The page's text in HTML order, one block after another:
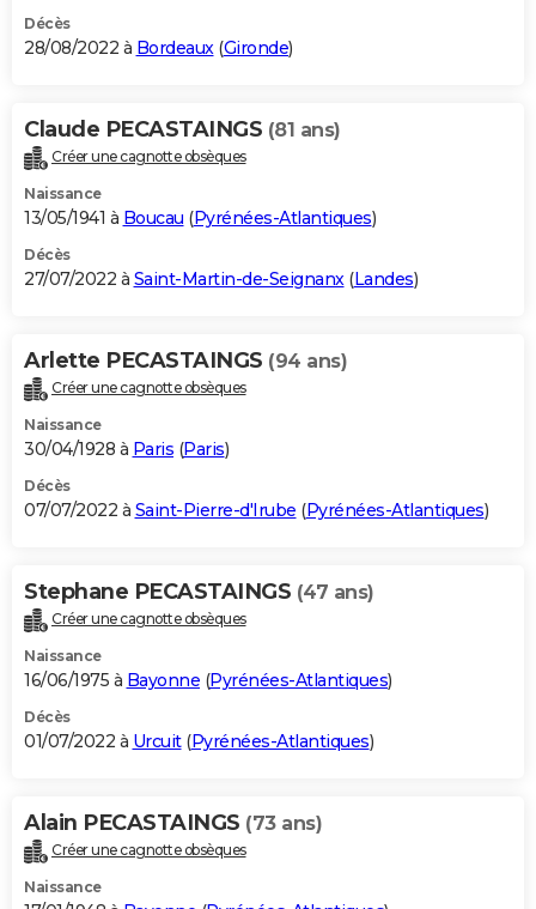
Décès
28/08/2022 à Bordeaux(Gironde)
Claude PECASTAINGS (81 ans)
Créer une cagnotte obsèques
Naissance
13/05/1941 à Boucau (Pyrénées-Atlantiques)
Décès
27/07/2022 à Saint-Martin-de-Seignanx(Landes)
Arlette PECASTAINGS (94 ans)
Créer une cagnotte obsèques
Naissance
30/04/1928 à Paris (Paris)
Décès
07/07/2022 à Saint-Pierre-d'Irube (Pyrénées-Atlantiques)
Stephane PECASTAINGS (47 ans)
Créer une cagnotte obsèques
Naissance
16/06/1975 à Bayonne (Pyrénées-Atlantiques)
Décès
01/07/2022 à Urcuit(Pyrénées-Atlantiques)
Alain PECASTAINGS (73 ans)
Créer une cagnotte obsèques
Naissance